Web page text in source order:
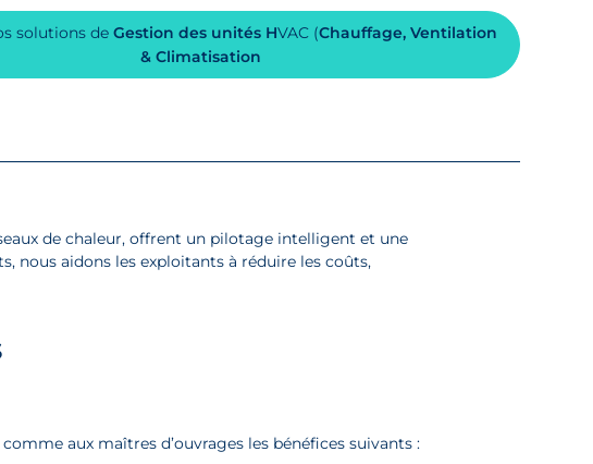
solutions de Gestion des unités HVAC (Chauffage, Ventilation
& Climatisation
de chaleur, offrent un pilotage intelligent et une
nous aidons les exploitants à réduire les coûts,
aux maîtres d’ouvrages les bénéfices suivants :